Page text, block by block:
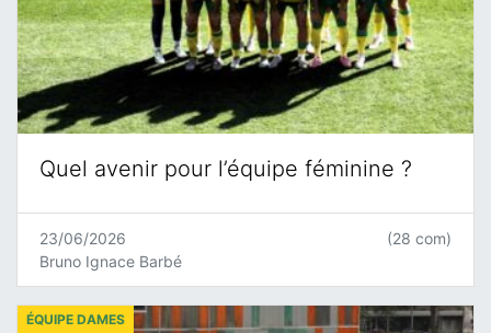
Quel avenir pour l’équipe féminine ?
23/06/2026
Bruno Ignace Barbé
(28 com)
ÉQUIPE DAMES